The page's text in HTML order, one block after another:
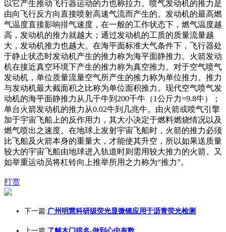
以它产生推动飞行器运动的力也称拉力。喷气发动机的推力是
由向飞行反方向直接喷射高速气流而产生的。发动机的最高燃
气温度直接影响排气速度，在一般的工作状态下，燃气温度越
高，发动机的推力就越大；通过发动机的工质的质量流量越
大，发动机推力也越大。在海平面标准大气条件下，飞行器处
于静止状态时发动机产生的推力称为海平面静推力。火箭发动
机在接近真空环境下产生的推力称为真空推力。对于空气喷气
发动机，单位质量流量空气所产生的推力称为单位推力。推力
与发动机最大截面积之比称为单位面积推力。现代空气喷气发
动机的海平面静推力从几千牛到200千牛（1公斤力=9.8牛）；
单台火箭发动机的推力从0.02牛到几兆牛。由火箭或喷气引擎
加于宇宙飞船上的反作用力，其大小决定于燃料燃烧情况以及
燃气喷出之速度。在地球上发射宇宙飞船时，火箭的推力必须
比飞船及火箭本身的重量大，才能使其升空，所以如果送质量
较大的宇宙飞船由地球进入轨道时则需用较大推力的火箭。又
如举重运动员将杠铃向上推举所用之力称为“推力”。
打赏
下一篇:广州明慧科研级荧光显微镜应用于沥青荧光检测